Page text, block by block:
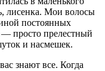
лисенка. Мои волосы
постоянных
— просто прелестный
и насмешек.
знают все. Когда